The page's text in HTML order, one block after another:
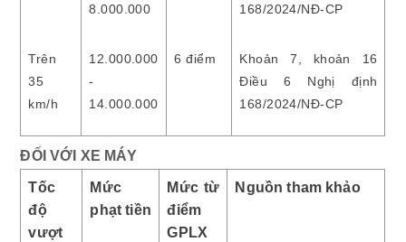
8.000.000
168/2024/NĐ-CP
Trên
35
km/h
12.000.000
-
14.000.000
6 điểm
Khoản 7, khoản 16
Điều 6 Nghị định
168/2024/NĐ-CP
ĐỐI VỚI XE MÁY
Tốc
độ
vượt
Mức
phạt tiền
Mức từ
điểm
GPLX
Nguồn tham khảo